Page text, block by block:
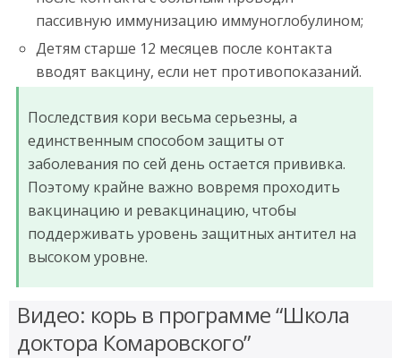
пассивную иммунизацию иммуноглобулином;
Детям старше 12 месяцев после контакта
вводят вакцину, если нет противопоказаний.
Последствия кори весьма серьезны, а
единственным способом защиты от
заболевания по сей день остается прививка.
Поэтому крайне важно вовремя проходить
вакцинацию и ревакцинацию, чтобы
поддерживать уровень защитных антител на
высоком уровне.
Видео: корь в программе “Школа
доктора Комаровского”